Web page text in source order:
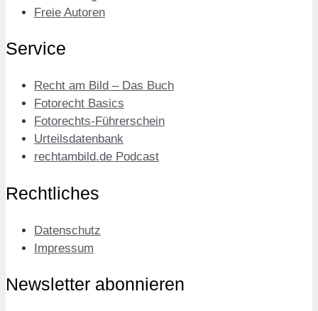
Freie Autoren
Service
Recht am Bild – Das Buch
Fotorecht Basics
Fotorechts-Führerschein
Urteilsdatenbank
rechtambild.de Podcast
Rechtliches
Datenschutz
Impressum
Newsletter abonnieren